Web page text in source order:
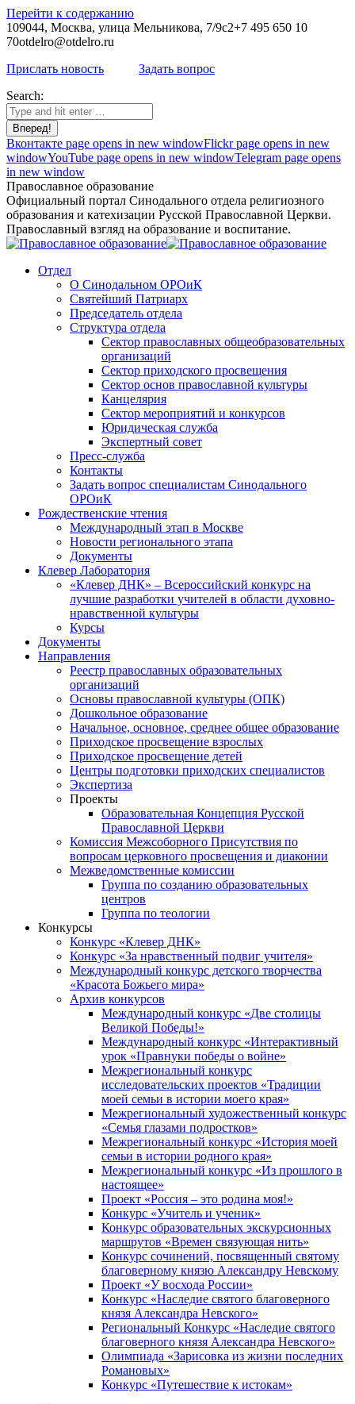
Перейти к содержанию
109044, Москва, улица Мельникова, 7/9с2+7 495 650 10
70otdelro@otdelro.ru
Прислать новость
Задать вопрос
Search:
Вконтакте page opens in new windowFlickr page opens in new
windowYouTube page opens in new windowTelegram page opens
in new window
Православное образование
Официальный портал Синодального отдела религиозного
образования и катехизации Русской Православной Церкви.
Православный взгляд на образование и воспитание.
Отдел
О Синодальном ОРОиК
Святейший Патриарх
Председатель отдела
Структура отдела
Сектор православных общеобразовательных
организаций
Сектор приходского просвещения
Сектор основ православной культуры
Канцелярия
Сектор мероприятий и конкурсов
Юридическая служба
Экспертный совет
Пресс-служба
Контакты
Задать вопрос специалистам Синодального
ОРОиК
Рождественские чтения
Международный этап в Москве
Новости регионального этапа
Документы
Клевер Лаборатория
«Клевер ДНК» – Всероссийский конкурс на
лучшие разработки учителей в области духовно-
нравственной культуры
Курсы
Документы
Направления
Реестр православных образовательных
организаций
Основы православной культуры (ОПК)
Дошкольное образование
Начальное, основное, среднее общее образование
Приходское просвещение взрослых
Приходское просвещение детей
Центры подготовки приходских специалистов
Экспертиза
Проекты
Образовательная Концепция Русской
Православной Церкви
Комиссия Межсоборного Присутствия по
вопросам церковного просвещения и диаконии
Межведомственные комиссии
Группа по созданию образовательных
центров
Группа по теологии
Конкурсы
Конкурс «Клевер ДНК»
Конкурс «За нравственный подвиг учителя»
Международный конкурс детского творчества
«Красота Божьего мира»
Архив конкурсов
Международный конкурс «Две столицы
Великой Победы!»
Международный конкурс «Интерактивный
урок «Правнуки победы о войне»
Межрегиональный конкурс
исследовательских проектов «Традиции
моей семьи в истории моего края»
Межрегиональный художественный конкурс
«Семья глазами подростков»
Межрегиональный конкурс «История моей
семьи в истории родного края»
Межрегиональный конкурс «Из прошлого в
настоящее»
Проект «Россия – это родина моя!»
Конкурс «Учитель и ученик»
Конкурс образовательных экскурсионных
маршрутов «Времен связующая нить»
Конкурс сочинений, посвященный святому
благоверному князю Александру Невскому
Проект «У восхода России»
Конкурс «Наследие святого благоверного
князя Александра Невского»
Региональный Конкурс «Наследие святого
благоверного князя Александра Невского»
Олимпиада «Зарисовка из жизни последних
Романовых»
Конкурс «Путешествие к истокам»